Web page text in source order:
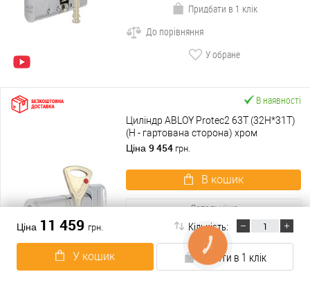
Ціна 11 459 грн. Кількість:
У кошик Купити в 1 клік
Придбати в 1 клік
До порівняння
У обране
В наявності
Циліндр ABLOY Protec2 63T (32H*31T)
(H - гартована сторона) хром
полірований
Ціна 9 454 грн.
В кошик
Детальніше
Придбати в 1 клік
До порівняння
КНОПКА
ЗВ'ЯЗКУ